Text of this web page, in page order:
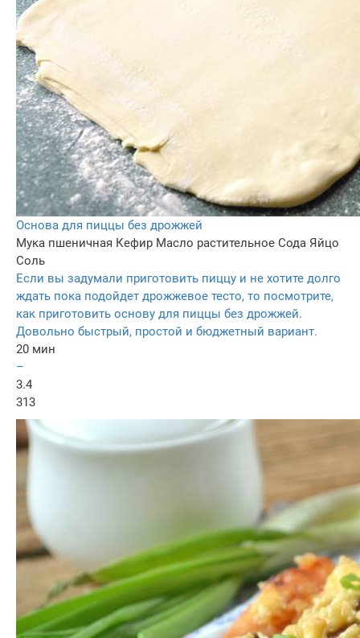
Основа для пиццы без дрожжей
Мука пшеничная Кефир Масло растительное Сода Яйцо
Соль
Если вы задумали приготовить пиццу и не хотите долго
ждать пока подойдет дрожжевое тесто, то посмотрите,
как приготовить основу для пиццы без дрожжей.
Довольно быстрый, простой и бюджетный вариант.
20 мин
–
3.4
313